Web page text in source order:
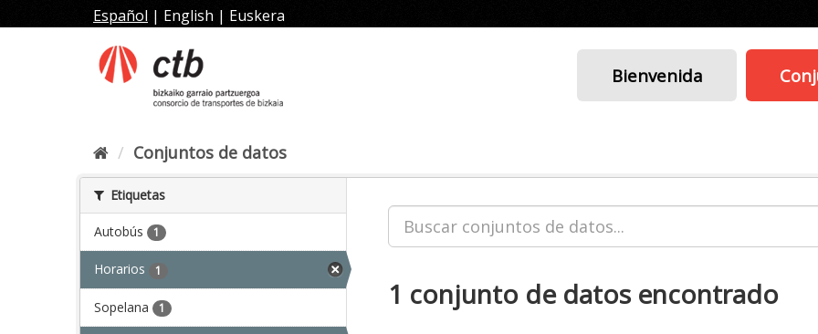
al
Español | English | Euskera
Bienvenida
Conjuntos de datos
Etiquetas
Autobús 1
Horarios 1
Sopelana 1 1 conjunto de datos encontrado